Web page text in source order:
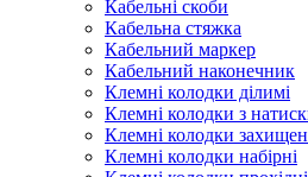
Кабельні скоби
Кабельна стяжка
Кабельний маркер
Кабельний наконечник
Клемні колодки ділимі
Клемні колодки з
Клемні колодки
Клемні колодки набірні